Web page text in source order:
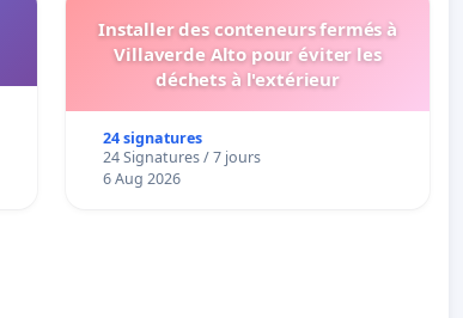
Installer des conteneurs fermés à
Villaverde Alto pour éviter les
déchets à l'extérieur
24 signatures
24 Signatures / 7 jours
6 Aug 2026